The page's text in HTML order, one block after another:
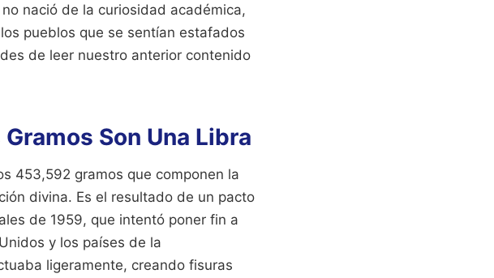
nació de la curiosidad académica,
pueblos que se sentían estafados
de leer nuestro anterior contenido
Son Una Libra
453,592 gramos que componen la
divina. Es el resultado de un pacto
de 1959, que intentó poner fin a
y los países de la
ligeramente, creando fisuras